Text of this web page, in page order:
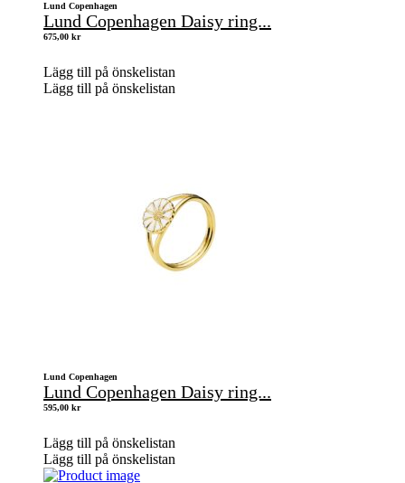
Lund Copenhagen
Lund Copenhagen Daisy ring...
675,00 kr
Lägg till på önskelistan
Lägg till på önskelistan
Lund Copenhagen
Lund Copenhagen Daisy ring...
595,00 kr
Lägg till på önskelistan
Lägg till på önskelistan